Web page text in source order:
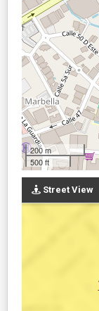
200 m
500 ft
Street View